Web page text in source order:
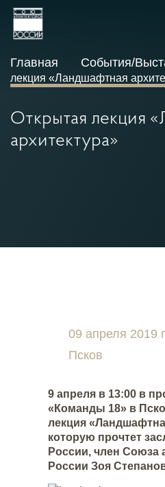
Главная События/
лекция «Ландшафтная
Открытая лекция
архитектура»
09 апреля 2019
Псков
9 апреля в 13:00 в
«Команды 18» в
лекция
которую прочтет
России, член Союза
России Зоя